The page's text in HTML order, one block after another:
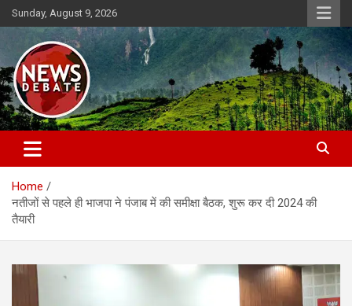
Skip
to
content
Sunday, August 9, 2026
News Debate
Home
नतीजों से पहले ही भाजपा ने पंजाब में की समीक्षा बैठक, शुरू कर दी 2024 की
तैयारी